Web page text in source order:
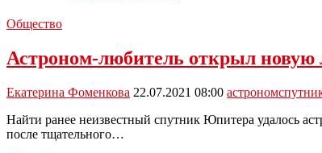
Общество
Астроном-любитель открыл новую
Екатерина Фоменкова 22.07.2021 08:00 астроном
Найти ранее неизвестный спутник Юпитера удалось
после тщательного…